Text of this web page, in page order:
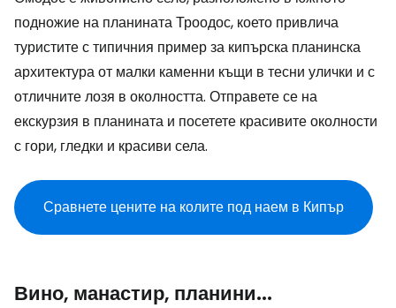
подножие на планината Троодос, което привлича
туристите с типичния пример за кипърска планинска
архитектура от малки каменни къщи в тесни улички и с
отличните лозя в околността. Отправете се на
екскурзия в планината и посетете красивите околности
с гори, гледки и красиви села.
Сравнете цените на колите под наем в Кипър
Вино, манастир, планини...